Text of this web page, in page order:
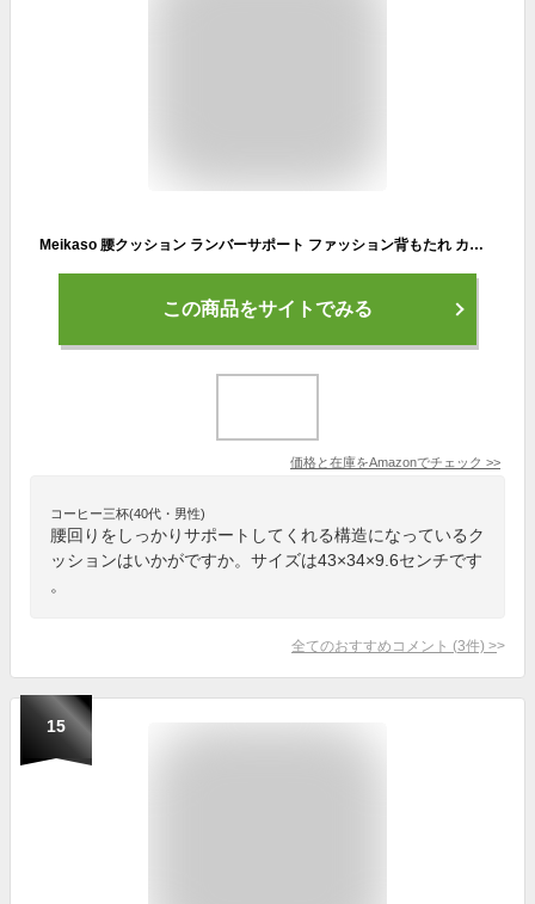
Meikaso 腰クッション ランバーサポート ファッション背もたれ カークッション ウェストクッション 着座 アップグレード ハイエンド 運転 腰楽 低反発 枕 通気性 人間工学 腰サポート 車用品 オフィスチェア用品 (ブラック)
この商品をサイトでみる
価格と在庫をAmazonでチェック >>
コーヒー三杯(40代・男性)
腰回りをしっかりサポートしてくれる構造になっているク
ッションはいかがですか。サイズは43×34×9.6センチです
。
全てのおすすめコメント (3件) >
15